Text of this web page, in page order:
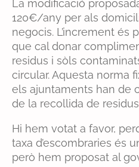
La modificació
120€/any per als
negocis. L’increment és
que cal donar
residus i sòls
circular. Aquesta norma
els ajuntaments han de
de la recollida de
Hi hem votat a favor,
taxa d’escombraries és
però hem proposat al